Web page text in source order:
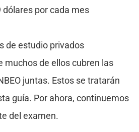
por cada mes
de estudio privados
muchos de ellos cubren las
juntas. Estos se tratarán
guía. Por ahora, continuemos
del examen.